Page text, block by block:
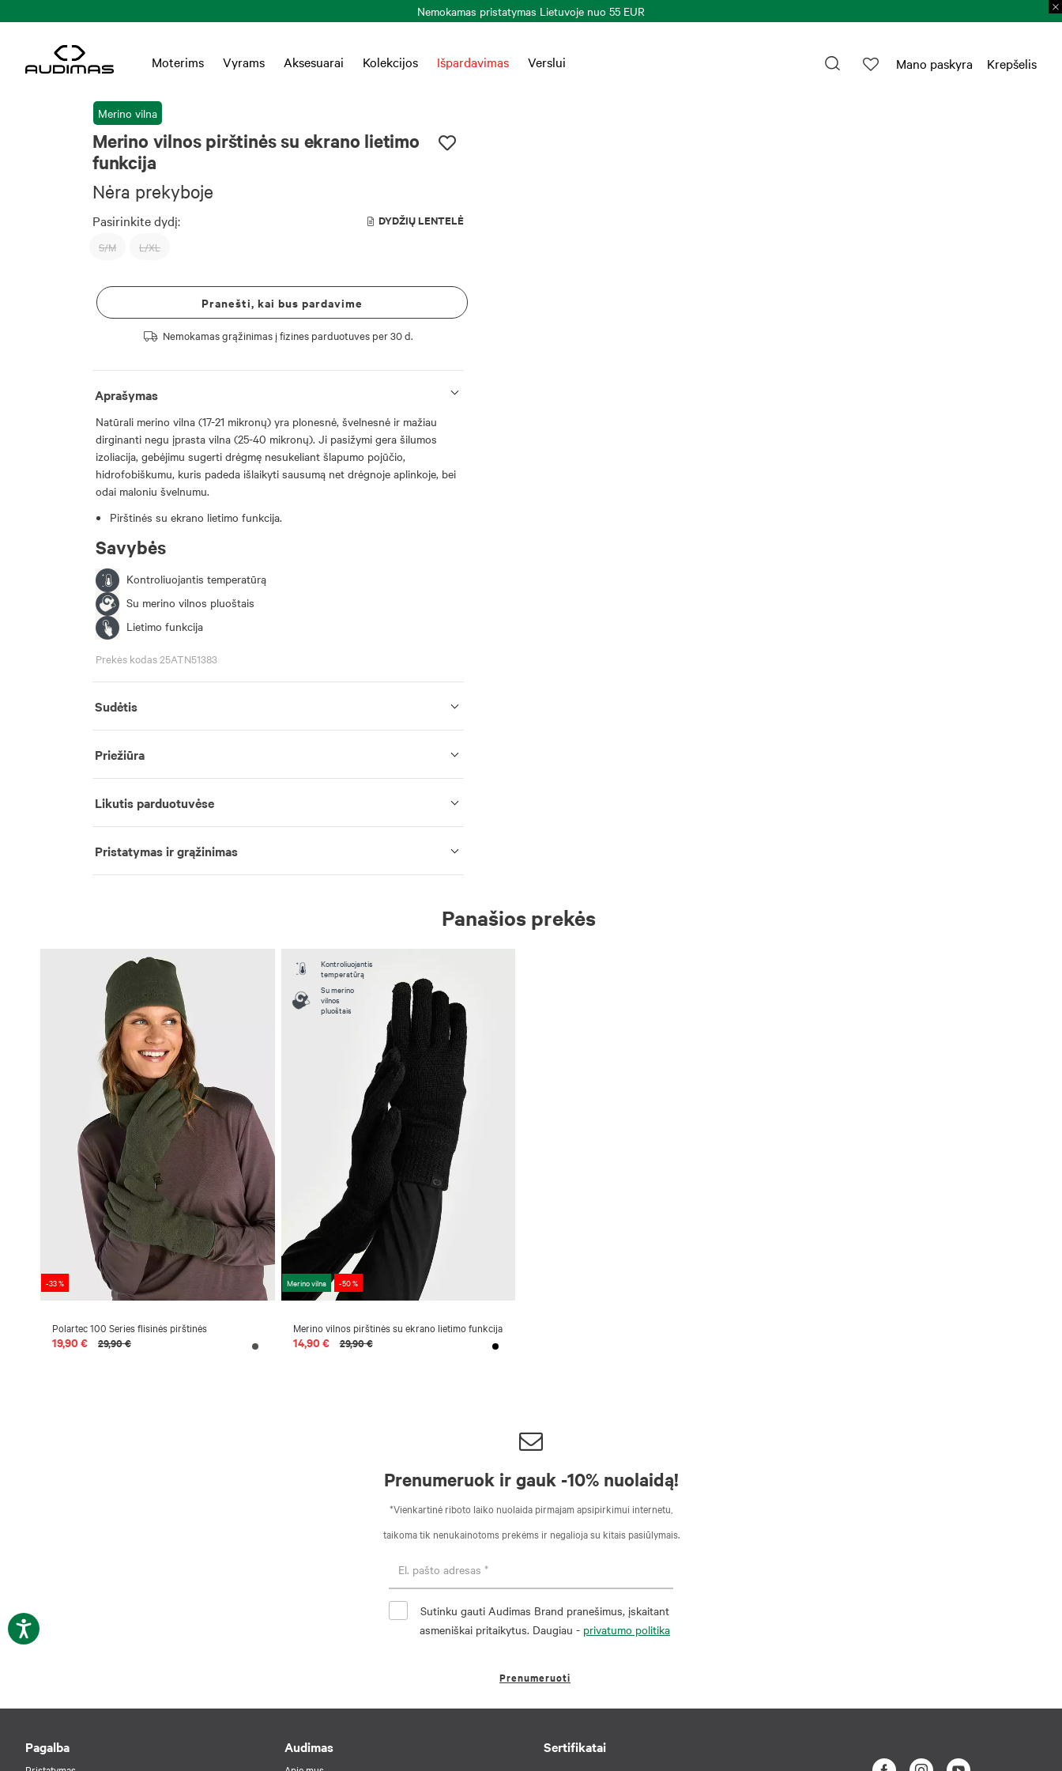
Nemokamas pristatymas Lietuvoje nuo 55 EUR
Moterims Vyrams Aksesuarai Kolekcijos Išpardavimas Verslui Krepšelis
Mano paskyra
Merino vilna
Merino vilnos pirštinės su ekrano lietimo
funkcija
Nėra prekyboje
Pasirinkite dydį: DYDŽIŲ LENTELĖ
S/M L/XL
Pranešti, kai bus pardavime
Nemokamas grąžinimas į fizines parduotuves per 30 d.
Aprašymas
Natūrali merino vilna (17-21 mikronų) yra plonesnė, švelnesnė ir mažiau
dirginanti negu įprasta vilna (25-40 mikronų). Ji pasižymi gera šilumos
izoliacija, gebėjimu sugerti drėgmę nesukeliant šlapumo pojūčio,
hidrofobiškumu, kuris padeda išlaikyti sausumą net drėgnoje aplinkoje, bei
odai maloniu švelnumu.
Pirštinės su ekrano lietimo funkcija.
Savybės
Kontroliuojantis temperatūrą
Su merino vilnos pluoštais
Lietimo funkcija
Prekės kodas 25ATN51383
Sudėtis
Priežiūra
Likutis parduotuvėse
Pristatymas ir grąžinimas
Panašios prekės
-33 %
Polartec 100 Series flisinės pirštinės
19,90 € 29,90 €
Kontroliuojantis
temperatūrą
Su merino
vilnos
pluoštais
Merino vilna -50 %
Merino vilnos pirštinės su ekrano lietimo funkcija
14,90 € 29,90 €
Prenumeruok ir gauk -10% nuolaidą!
*Vienkartinė riboto laiko nuolaida pirmajam apsipirkimui internetu,
taikoma tik nenukainotoms prekėms ir negalioja su kitais pasiūlymais.
Sutinku gauti Audimas Brand pranešimus, įskaitant
asmeniškai pritaikytus. Daugiau - privatumo politika
Prenumeruoti
Pagalba Audimas Sertifikatai